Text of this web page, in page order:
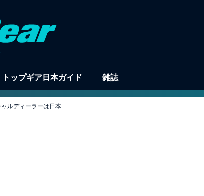
トップギア日本ガイド 雑誌
ルディーラーは日本